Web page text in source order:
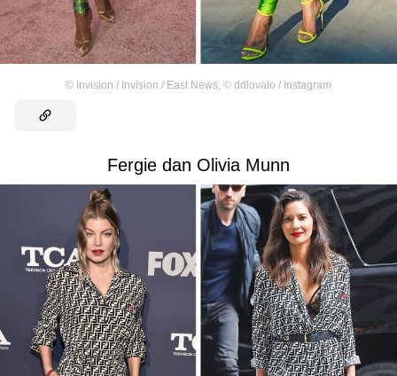
© Invision / Invision / East News, © ddlovato / Instagram
Fergie dan Olivia Munn